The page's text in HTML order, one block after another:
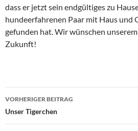
dass er jetzt sein endgültiges zu
hundeerfahrenen Paar mit Haus und
gefunden hat. Wir wünschen
Zukunft!
Beitragsnavigation
VORHERIGER BEITRAG
Unser Tigerchen